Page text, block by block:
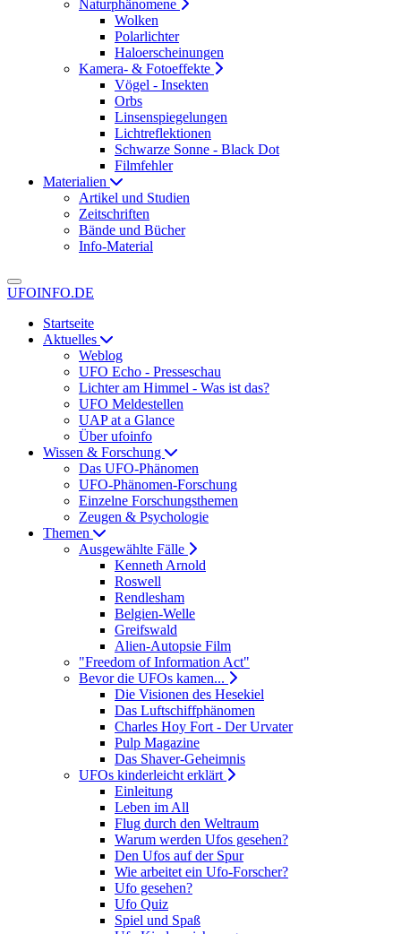
Naturphänomene
Wolken
Polarlichter
Haloerscheinungen
Kamera- & Fotoeffekte
Vögel - Insekten
Orbs
Linsenspiegelungen
Lichtreflektionen
Schwarze Sonne - Black Dot
Filmfehler
Materialien
Artikel und Studien
Zeitschriften
Bände und Bücher
Info-Material
UFOINFO.DE
Startseite
Aktuelles
Weblog
UFO Echo - Presseschau
Lichter am Himmel - Was ist das?
UFO Meldestellen
UAP at a Glance
Über ufoinfo
Wissen & Forschung
Das UFO-Phänomen
UFO-Phänomen-Forschung
Einzelne Forschungsthemen
Zeugen & Psychologie
Themen
Ausgewählte Fälle
Kenneth Arnold
Roswell
Rendlesham
Belgien-Welle
Greifswald
Alien-Autopsie Film
"Freedom of Information Act"
Bevor die UFOs kamen...
Die Visionen des Hesekiel
Das Luftschiffphänomen
Charles Hoy Fort - Der Urvater
Pulp Magazine
Das Shaver-Geheimnis
UFOs kinderleicht erklärt
Einleitung
Leben im All
Flug durch den Weltraum
Warum werden Ufos gesehen?
Den Ufos auf der Spur
Wie arbeitet ein Ufo-Forscher?
Ufo gesehen?
Ufo Quiz
Spiel und Spaß